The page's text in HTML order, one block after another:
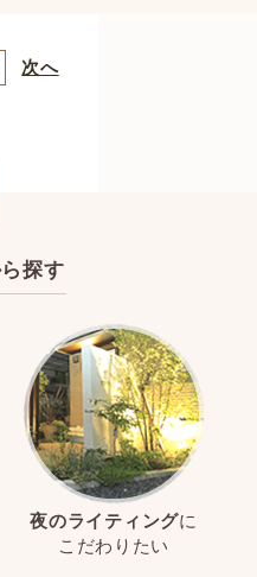
次へ
探す
夜のライティングに
こだわりたい